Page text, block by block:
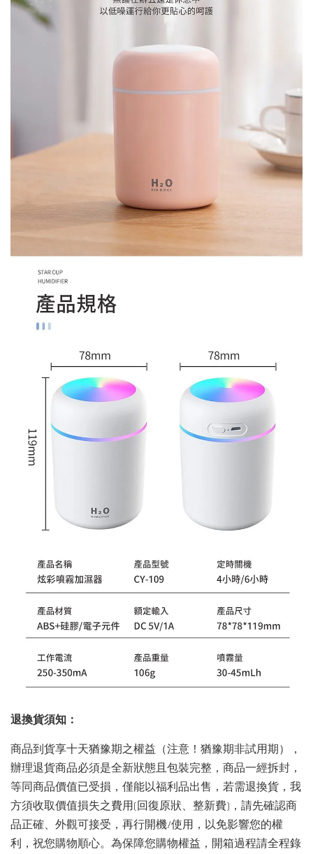
退換貨須知：
商品到貨享十天猶豫期之權益（注意！猶豫期非試用期），
辦理退貨商品必須是全新狀態且包裝完整，商品一經拆封，
等同商品價值已受損，僅能以福利品出售，若需退換貨，我
方須收取價值損失之費用(回復原狀、整新費)，請先確認商
品正確、外觀可接受，再行開機/使用，以免影響您的權
利，祝您購物順心。為保障您購物權益，開箱過程請全程錄